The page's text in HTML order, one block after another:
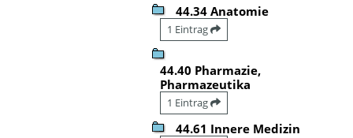
44.34 Anatomie
1 Eintrag
44.40 Pharmazie,
Pharmazeutika
1 Eintrag
44.61 Innere Medizin